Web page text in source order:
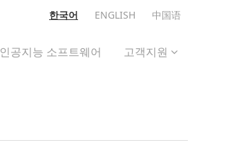
한국어 ENGLISH 中国语
인공지능 소프트웨어 고객지원